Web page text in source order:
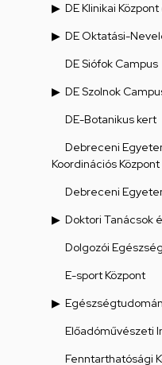
DE Klinikai Központ
DE Oktatási-
DE Siófok Campus
DE Szolnok
DE-Botanikus kert
Debreceni
Koordinációs Központ
Debreceni
Doktori Tanácsok
Dolgozói
E-sport Központ
Előadóművészeti
Fenntarthatósági